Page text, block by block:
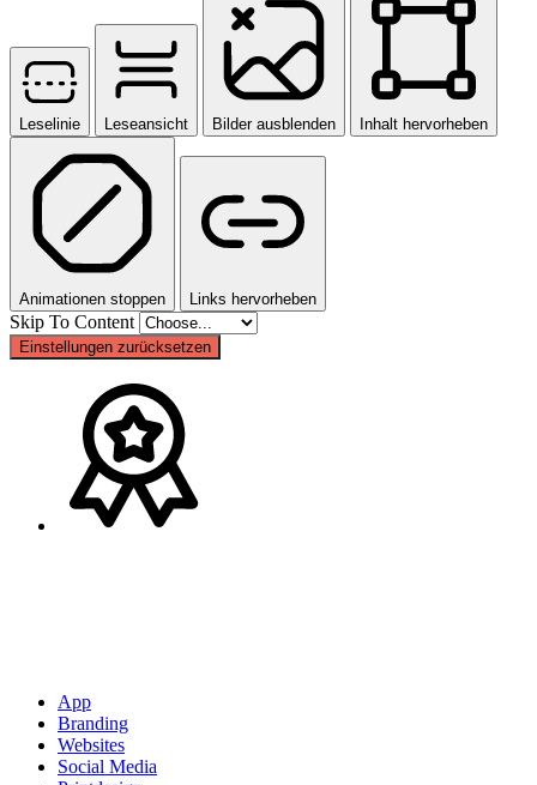
Leselinie Leseansicht Bilder ausblenden Inhalt hervorheben
Animationen stoppen Links hervorheben
Skip To Content
Einstellungen zurücksetzen
App
Branding
Websites
Social Media